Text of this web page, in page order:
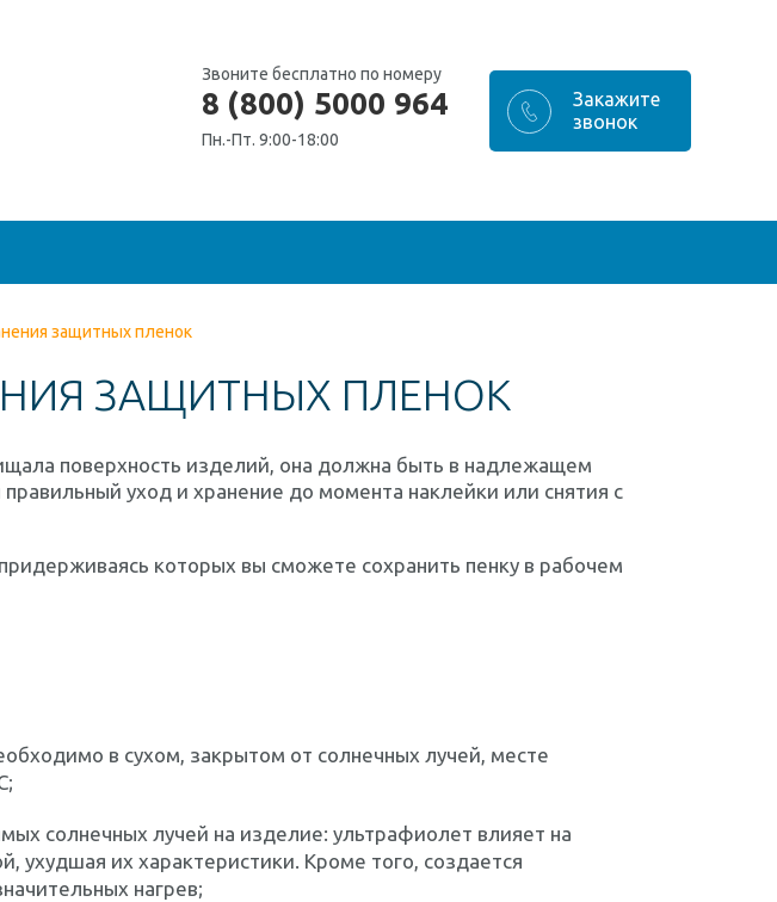
Звоните бесплатно по номеру
8 (800) 5000 964
Пн.-Пт. 9:00-18:00
защитных пленок
ЗАЩИТНЫХ ПЛЕНОК
поверхность изделий, она должна быть в надлежащем
правильный уход и хранение до момента наклейки или снятия с
которых вы сможете сохранить пенку в рабочем
в сухом, закрытом от солнечных лучей, месте
солнечных лучей на изделие: ультрафиолет влияет на
ухудшая их характеристики. Кроме того, создается
нагрев;